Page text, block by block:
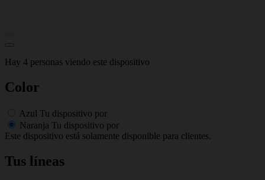
Hay 4 personas viendo este dispositivo
Color
Azul Tu dispositivo por
Naranja Tu dispositivo por
Este dispositivo está solamente disponible para clientes.
Tus líneas